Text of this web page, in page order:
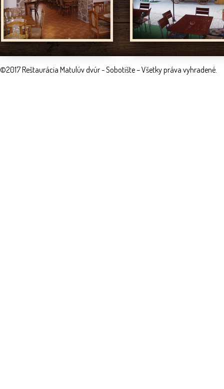
©2017 Reštaurácia Matulúv dvúr - Sobotište – Všetky práva vyhradené.